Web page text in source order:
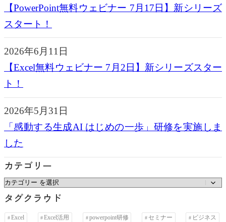
【PowerPoint無料ウェビナー 7月17日】新シリーズ
スタート！
2026年6月11日
【Excel無料ウェビナー 7月2日】新シリーズスター
ト！
2026年5月31日
「感動する生成AI はじめの一歩」研修を実施しま
した
カテゴリー
カ
テ
ゴ
タグクラウド
Excel Excel活用 powerpoint研修 セミナー ビジネス